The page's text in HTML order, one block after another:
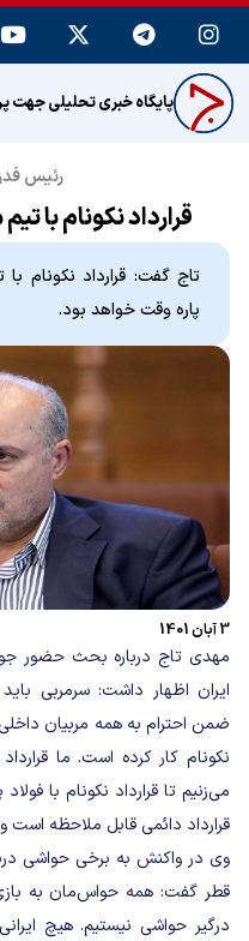
پایگاه خبری تحلیلی جهت
رئیس
قرارداد نکونام با
تاج گفت: قرارداد نکونام
پاره وقت خواهد بود.
3 آبان 1401
مهدی تاج درباره بحث حضور
ایران اظهار داشت: سرمربی
ضمن احترام به همه مربیان
نکونام کار کرده است. ما
می‌زنیم تا قرارداد نکونام با
قرارداد دائمی قابل ملاحظه است
وی در واکنش به برخی حواشی
قطر گفت: همه حواس‌مان به
درگیر حواشی نیستیم. هیچ